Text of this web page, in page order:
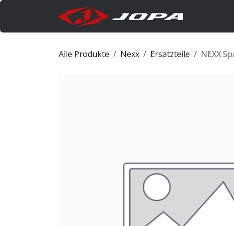
Zum Inhalt springen
Alle Produkte Nexx Ersatzteile NEXX